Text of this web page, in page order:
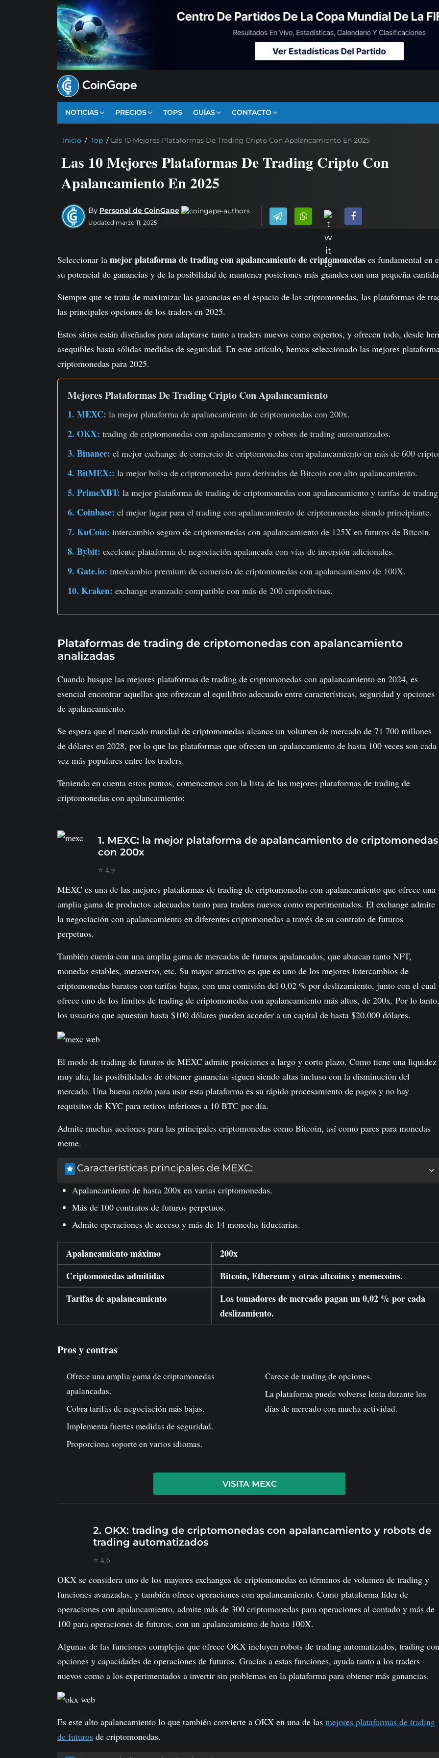
NOTICIAS PRECIOS TOPS GUÍAS CONTACTO
Inicio / Top / Las 10 Mejores Plataformas De Trading Cripto Con Apalancamiento En 2025
Las 10 Mejores Plataformas De Trading Cripto Con
Apalancamiento En 2025
By Personal de CoinGape
Updated marzo 11, 2025
Seleccionar la mejor plataforma de trading con apalancamiento de criptomonedas es fundamental en
su potencial de ganancias y de la posibilidad de mantener posiciones más grandes con una pequeña
Siempre que se trata de maximizar las ganancias en el espacio de las criptomonedas, las plataformas de
las principales opciones de los traders en 2025.
Estos sitios están diseñados para adaptarse tanto a traders nuevos como expertos, y ofrecen todo, desde
asequibles hasta sólidas medidas de seguridad. En este artículo, hemos seleccionado las mejores
criptomonedas para 2025.
Mejores Plataformas De Trading Cripto Con Apalancamiento
1. MEXC: la mejor plataforma de apalancamiento de criptomonedas con 200x.
2. OKX: trading de criptomonedas con apalancamiento y robots de trading automatizados.
3. Binance: el mejor exchange de comercio de criptomonedas con apalancamiento en más de 600
4. BitMEX:: la mejor bolsa de criptomonedas para derivados de Bitcoin con alto apalancamiento.
5. PrimeXBT: la mejor plataforma de trading de criptomonedas con apalancamiento y tarifas de
6. Coinbase: el mejor lugar para el trading con apalancamiento de criptomonedas siendo principiante.
7. KuCoin: intercambio seguro de criptomonedas con apalancamiento de 125X en futuros de Bitcoin.
8. Bybit: excelente plataforma de negociación apalancada con vías de inversión adicionales.
9. Gate.io: intercambio premium de comercio de criptomonedas con apalancamiento de 100X.
10. Kraken: exchange avanzado compatible con más de 200 criptodivisas.
Plataformas de trading de criptomonedas con apalancamiento
analizadas
Cuando busque las mejores plataformas de trading de criptomonedas con apalancamiento en 2024, es
esencial encontrar aquellas que ofrezcan el equilibrio adecuado entre características, seguridad y opciones
de apalancamiento.
Se espera que el mercado mundial de criptomonedas alcance un volumen de mercado de 71 700 millones
de dólares en 2028, por lo que las plataformas que ofrecen un apalancamiento de hasta 100 veces son cada
vez más populares entre los traders.
Teniendo en cuenta estos puntos, comencemos con la lista de las mejores plataformas de trading de
criptomonedas con apalancamiento:
1. MEXC: la mejor plataforma de apalancamiento de criptomonedas
con 200x
⭐ 4.9
MEXC es una de las mejores plataformas de trading de criptomonedas con apalancamiento que ofrece una
amplia gama de productos adecuados tanto para traders nuevos como experimentados. El exchange admite
la negociación con apalancamiento en diferentes criptomonedas a través de su contrato de futuros
perpetuos.
También cuenta con una amplia gama de mercados de futuros apalancados, que abarcan tanto NFT,
monedas estables, metaverso, etc. Su mayor atractivo es que es uno de los mejores intercambios de
criptomonedas baratos con tarifas bajas, con una comisión del 0,02 % por deslizamiento, junto con el cual
ofrece uno de los límites de trading de criptomonedas con apalancamiento más altos, de 200x. Por lo tanto,
los usuarios que apuestan hasta $100 dólares pueden acceder a un capital de hasta $20.000 dólares.
El modo de trading de futuros de MEXC admite posiciones a largo y corto plazo. Como tiene una liquidez
muy alta, las posibilidades de obtener ganancias siguen siendo altas incluso con la disminución del
mercado. Una buena razón para usar esta plataforma es su rápido procesamiento de pagos y no hay
requisitos de KYC para retiros inferiores a 10 BTC por día.
Admite muchas acciones para las principales criptomonedas como Bitcoin, así como pares para monedas
meme.
Características principales de MEXC:
Apalancamiento de hasta 200x en varias criptomonedas.
Más de 100 contratos de futuros perpetuos.
Admite operaciones de acceso y más de 14 monedas fiduciarias.
Apalancamiento máximo
200x
Criptomonedas admitidas
Bitcoin, Ethereum y otras altcoins y memecoins.
Tarifas de apalancamiento
Los tomadores de mercado pagan un 0,02 % por cada
deslizamiento.
Pros y contras
Ofrece una amplia gama de criptomonedas
apalancadas.
Cobra tarifas de negociación más bajas.
Implementa fuertes medidas de seguridad.
Proporciona soporte en varios idiomas.
Carece de trading de opciones.
La plataforma puede volverse lenta durante los
días de mercado con mucha actividad.
VISITA MEXC
2. OKX: trading de criptomonedas con apalancamiento y robots de
trading automatizados
⭐ 4.6
OKX se considera uno de los mayores exchanges de criptomonedas en términos de volumen de trading y
funciones avanzadas, y también ofrece operaciones con apalancamiento. Como plataforma líder de
operaciones con apalancamiento, admite más de 300 criptomonedas para operaciones al contado y más de
100 para operaciones de futuros, con un apalancamiento de hasta 100X.
Algunas de las funciones complejas que ofrece OKX incluyen robots de trading automatizados, trading con
opciones y capacidades de operaciones de futuros. Gracias a estas funciones, ayuda tanto a los traders
nuevos como a los experimentados a invertir sin problemas en la plataforma para obtener más ganancias.
Es este alto apalancamiento lo que también convierte a OKX en una de las mejores plataformas de trading
de futuros de criptomonedas.